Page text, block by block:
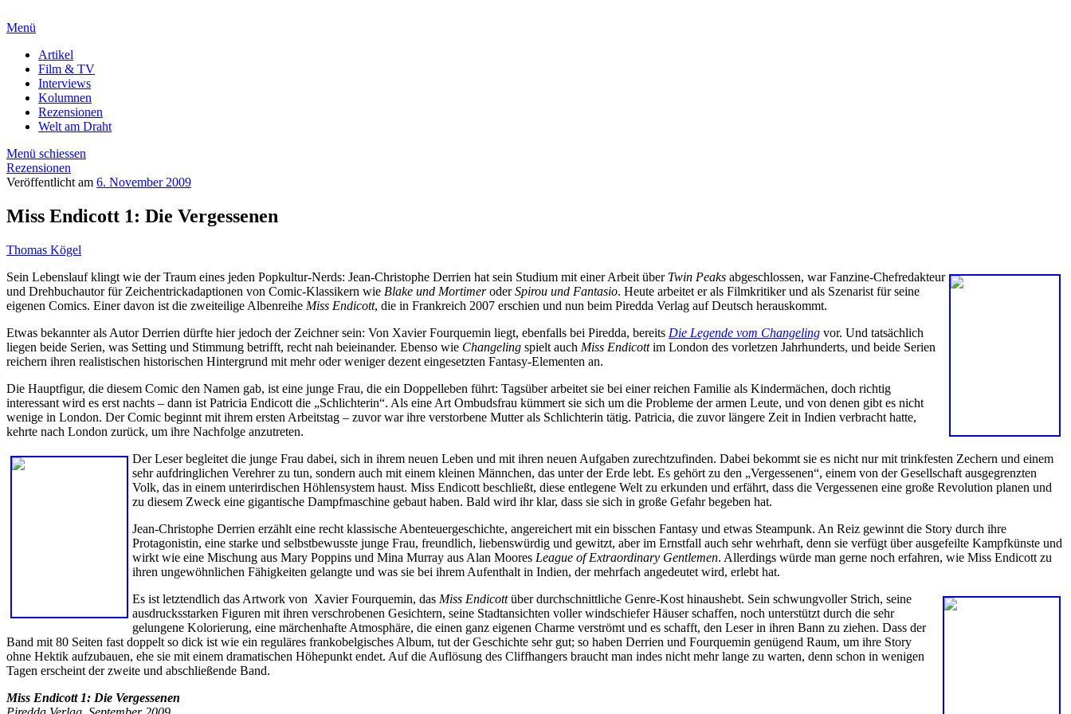
Menü
Artikel
Film & TV
Interviews
Kolumnen
Rezensionen
Welt am Draht
Menü schiessen
Rezensionen
Veröffentlicht am 6. November 2009
Miss Endicott 1: Die Vergessenen
Thomas Kögel
Sein Lebenslauf klingt wie der Traum eines jeden Popkultur-Nerds: Jean-Christophe Derrien hat sein Studium mit einer Arbeit über Twin Peaks abgeschlossen, war Fanzine-Chefredakteur
und Drehbuchautor für Zeichentrickadaptionen von Comic-Klassikern wie Blake und MortimeroderSpirou und Fantasio. Heute arbeitet er als Filmkritiker und als Szenarist für seine
eigenen Comics. Einer davon ist die zweiteilige Albenreihe Miss Endicott, die in Frankreich 2007 erschien und nun beim Piredda Verlag auf Deutsch herauskommt.
Etwas bekannter als Autor Derrien dürfte hier jedoch der Zeichner sein: Von Xavier Fourquemin liegt, ebenfalls bei Piredda, bereits Die Legende vom Changeling vor. Und tatsächlich
liegen beide Serien, was Setting und Stimmung betrifft, recht nah beieinander. Ebenso wie Changeling spielt auch Miss Endicottim London des vorletzen Jahrhunderts, und beide Serien
reichern ihren realistischen historischen Hintergrund mit mehr oder weniger dezent eingesetzten Fantasy-Elementen an.
Die Hauptfigur, die diesem Comic den Namen gab, ist eine junge Frau, die ein Doppelleben führt: Tagsüber arbeitet sie bei einer reichen Familie als Kindermächen, doch richtig
interessant wird es erst nachts – dann ist Patricia Endicott die „Schlichterin“. Als eine Art Ombudsfrau kümmert sie sich um die Probleme der armen Leute, und von denen gibt es nicht
wenige in London. Der Comic beginnt mit ihrem ersten Arbeitstag – zuvor war ihre verstorbene Mutter als Schlichterin tätig. Patricia, die zuvor längere Zeit in Indien verbracht hatte,
kehrte nach London zurück, um ihre Nachfolge anzutreten.
Der Leser begleitet die junge Frau dabei, sich in ihrem neuen Leben und mit ihren neuen Aufgaben zurechtzufinden. Dabei bekommt sie es nicht nur mit trinkfesten Zechern und einem
sehr aufdringlichen Verehrer zu tun, sondern auch mit einem kleinen Männchen, das unter der Erde lebt. Es gehört zu den „Vergessenen“, einem von der Gesellschaft ausgegrenzten
Volk, das in einem unterirdischen Höhlensystem haust. Miss Endicott beschließt, diese entlegene Welt zu erkunden und erfährt, dass die Vergessenen eine große Revolution planen und
zu diesem Zweck eine gigantische Dampfmaschine gebaut haben. Bald wird ihr klar, dass sie sich in große Gefahr begeben hat.
Jean-Christophe Derrien erzählt eine recht klassische Abenteuergeschichte, angereichert mit ein bisschen Fantasy und etwas Steampunk. An Reiz gewinnt die Story durch ihre
Protagonistin, eine starke und selbstbewusste junge Frau, freundlich, liebenswürdig und gewitzt, aber im Ernstfall auch sehr wehrhaft, denn sie verfügt über ausgefeilte Kampfkünste und
wirkt wie eine Mischung aus Mary Poppins und Mina Murray aus Alan Moores League of Extraordinary Gentlemen. Allerdings würde man gerne noch erfahren, wie Miss Endicott zu
ihren ungewöhnlichen Fähigkeiten gelangte und was sie bei ihrem Aufenthalt in Indien, der mehrfach angedeutet wird, erlebt hat.
Es ist letztendlich das Artwork von Xavier Fourquemin, das Miss Endicottüber durchschnittliche Genre-Kost hinaushebt. Sein schwungvoller Strich, seine
ausdrucksstarken Figuren mit ihren verschrobenen Gesichtern, seine Stadtansichten voller windschiefer Häuser schaffen, noch unterstützt durch die sehr
gelungene Kolorierung, eine märchenhafte Atmosphäre, die einen ganz eigenen Charme verströmt und es schafft, den Leser in ihren Bann zu ziehen. Dass der
Band mit 80 Seiten fast doppelt so dick ist wie ein reguläres frankobelgisches Album, tut der Geschichte sehr gut; so haben Derrien und Fourquemin genügend Raum, um ihre Story
ohne Hektik aufzubauen, ehe sie mit einem dramatischen Höhepunkt endet. Auf die Auflösung des Cliffhangers braucht man indes nicht mehr lange zu warten, denn schon in wenigen
Tagen erscheint der zweite und abschließende Band.
Miss Endicott 1: Die Vergessenen